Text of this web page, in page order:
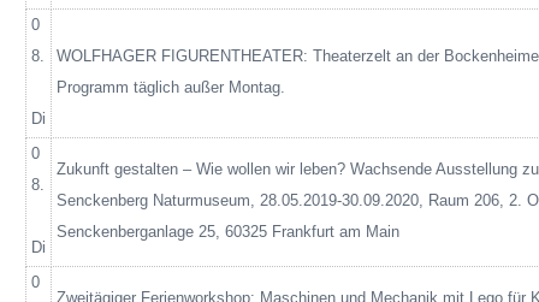
0
8.
Di
WOLFHAGER FIGURENTHEATER: Theaterzelt an der
Programm täglich außer Montag.
0
8.
Di
Zukunft gestalten – Wie wollen wir leben? Wachsende Ausstellung
Senckenberg Naturmuseum, 28.05.2019-30.09.2020, Raum 206, 2.
Senckenberganlage 25, 60325 Frankfurt am Main
0
Zweitägiger Ferienworkshop: Maschinen und Mechanik mit Lego für